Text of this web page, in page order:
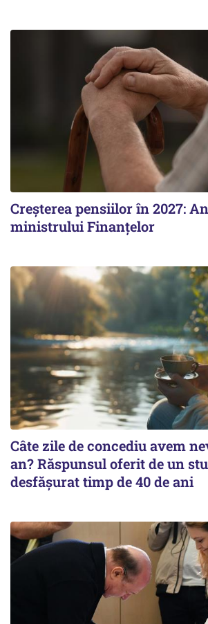
Creșterea pensiilor în 2027:
ministrului Finanțelor
Câte zile de concediu avem
an? Răspunsul oferit de un
desfășurat timp de 40 de ani